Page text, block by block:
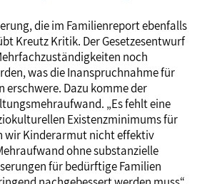
die im Familienreport ebenfalls
Kreutz Kritik. Der Gesetzesentwurf
noch
was die Inanspruchnahme für
erschwere. Dazu komme der
„Es fehlt eine
Existenzminimums für
wir Kinderarmut nicht effektiv
ohne substanzielle
für bedürftige Familien